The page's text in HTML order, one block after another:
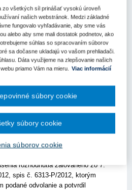
základný význam pre
v súlade s ústavnými princípmi
hoci gramatický výklad je
práva, je pri jeho použití
to, aby sa nestratil účel právnych
ale aj dotknutých
len "správny súd") rozsudkom z
57/2019-151 podľa ustanovenia§
Správny súdny poriadok (ďalej len
rozhodnutia žalovaného zo 7.
spis č. 6313-P/2012, ktorým
podané odvolanie a potvrdil
zo všetkých síl prinášať vysokú úroveň
našich webstránok. Medzi základné
fungovalo vyhľadávanie, aby sme vás
alebo aby sme mali dostatok podnetov, ako
súhlas so spracovaním súborov
sa dočasne ukladajú vo vašom prehliadači.
Dáta využijeme na zlepšovanie našich
priamo Vám na mieru. Viac informácií
súborov cookie
súbory cookie
súbory cookie